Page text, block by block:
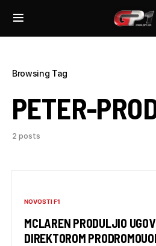
Browsing Tag
PETER-
2 posts
NOVOSTI F1
MCLAREN PRODULJIO
DIREKTOROM